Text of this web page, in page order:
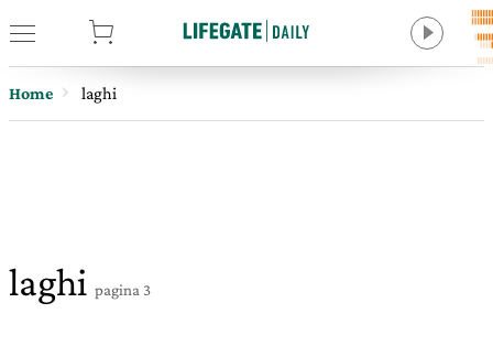
Home laghi
laghi pagina 3